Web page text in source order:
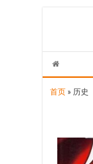
content
首页 » 历史